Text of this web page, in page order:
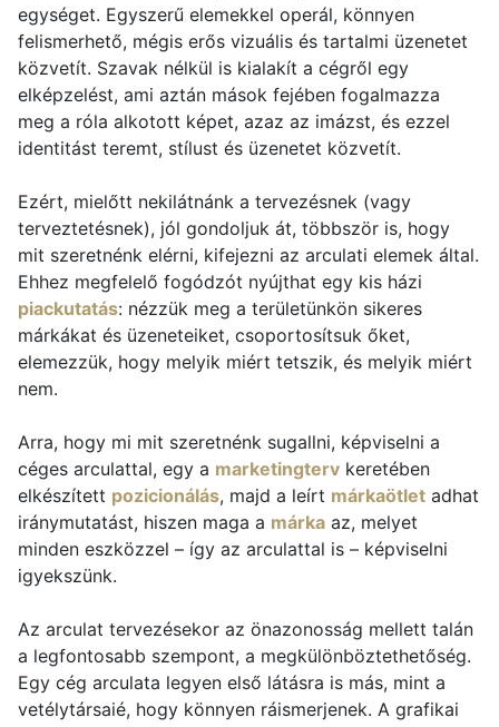
egységet. Egyszerű elemekkel operál, könnyen
felismerhető, mégis erős vizuális és tartalmi üzenetet
közvetít. Szavak nélkül is kialakít a cégről egy
elképzelést, ami aztán mások fejében fogalmazza
meg a róla alkotott képet, azaz az imázst, és ezzel
identitást teremt, stílust és üzenetet közvetít.
Ezért, mielőtt nekilátnánk a tervezésnek (vagy
terveztetésnek), jól gondoljuk át, többször is, hogy
mit szeretnénk elérni, kifejezni az arculati elemek által.
Ehhez megfelelő fogódzót nyújthat egy kis házi
piackutatás: nézzük meg a területünkön sikeres
márkákat és üzeneteiket, csoportosítsuk őket,
elemezzük, hogy melyik miért tetszik, és melyik miért
nem.
Arra, hogy mi mit szeretnénk sugallni, képviselni a
céges arculattal, egy a marketingterv keretében
elkészített pozicionálás, majd a leírt márkaötlet adhat
iránymutatást, hiszen maga a márka az, melyet
minden eszközzel – így az arculattal is – képviselni
igyekszünk.
Az arculat tervezésekor az önazonosság mellett talán
a legfontosabb szempont, a megkülönböztethetőség.
Egy cég arculata legyen első látásra is más, mint a
vetélytársaié, hogy könnyen ráismerjenek. A grafikai